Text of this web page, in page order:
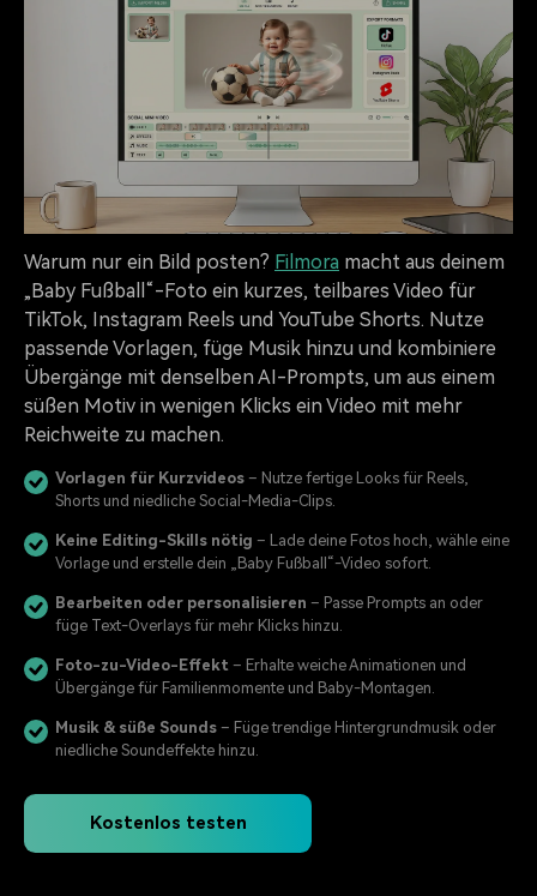
Warum nur ein Bild posten? Filmora macht aus deinem
„Baby Fußball“-Foto ein kurzes, teilbares Video für
TikTok, Instagram Reels und YouTube Shorts. Nutze
passende Vorlagen, füge Musik hinzu und kombiniere
Übergänge mit denselben AI-Prompts, um aus einem
süßen Motiv in wenigen Klicks ein Video mit mehr
Reichweite zu machen.
Vorlagen für Kurzvideos – Nutze fertige Looks für Reels,
Shorts und niedliche Social-Media-Clips.
Keine Editing-Skills nötig – Lade deine Fotos hoch, wähle eine
Vorlage und erstelle dein „Baby Fußball“-Video sofort.
Bearbeiten oder personalisieren – Passe Prompts an oder
füge Text-Overlays für mehr Klicks hinzu.
Foto-zu-Video-Effekt – Erhalte weiche Animationen und
Übergänge für Familienmomente und Baby-Montagen.
Musik & süße Sounds – Füge trendige Hintergrundmusik oder
niedliche Soundeffekte hinzu.
Kostenlos testen